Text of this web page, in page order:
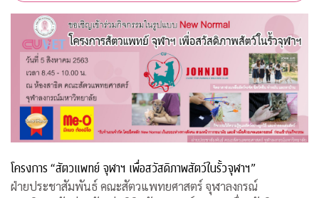
โครงการ “สัตวแพทย์ จุฬาฯ เพื่อสวัสดิภาพสัตว์ในรั้วจุฬาฯ”
ฝ่ายประชาสัมพันธ์ คณะสัตวแพทยศาสตร์ จุฬาลงกรณ์